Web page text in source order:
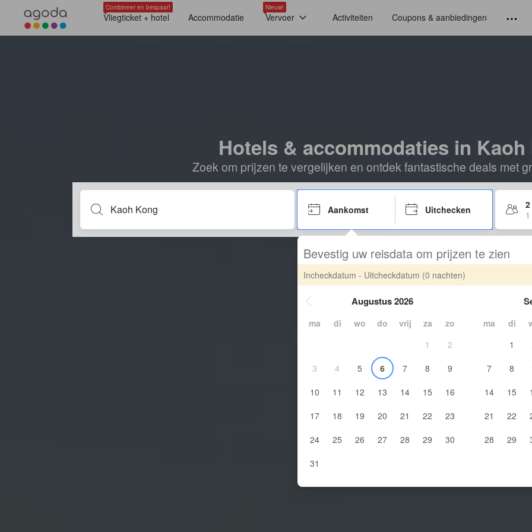
Combineer en bespaar!
Vliegticket + hotel Accommodatie
Nieuw!
Vervoer Activiteiten Coupons & aanbiedingen
Hotels & accommodaties in Kaoh
Zoek om prijzen te vergelijken en ontdek fantastische deals met
Aankomst Uitchecken
Bevestig uw reisdata om prijzen te zien
Incheckdatum - Uitcheckdatum (0 nachten)
Augustus 2026
ma di wo do vrij za
zo
1
2
3
4 5 6 7 8
9
10
11 12 13 14 15
16
17
18 19 20 21 22
23
24
25 26 27 28 29
30
31
ma di
1
7
8
14
15
21
22
28
29